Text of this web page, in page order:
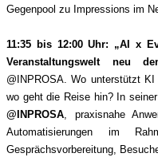
Gegenpool zu Impressions im
11:35 bis 12:00 Uhr: „AI x
Veranstaltungswelt neu
@INPROSA. Wo unterstützt KI
wo geht die Reise hin? In
@INPROSA, praxisnahe
Automatisierungen im
Gesprächsvorbereitung,